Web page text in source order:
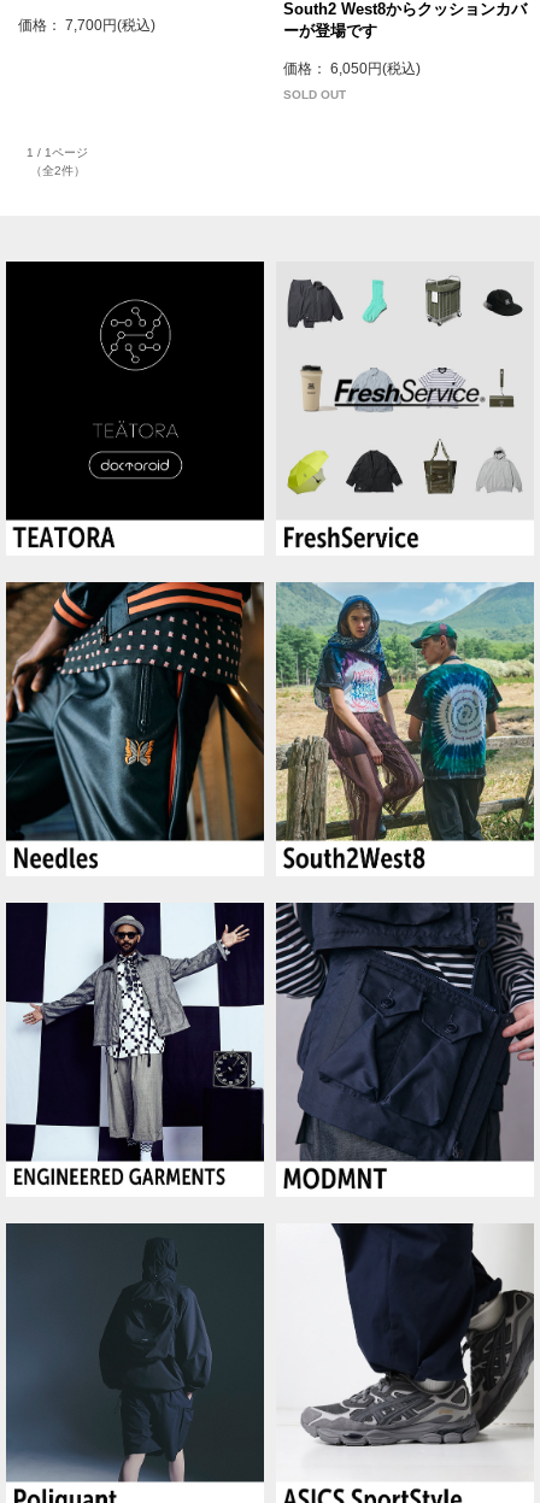
価格： 7,700円(税込)
South2 West8からクッションカバ
ーが登場です
価格： 6,050円(税込)
SOLD OUT
1 / 1ページ
（全2件）